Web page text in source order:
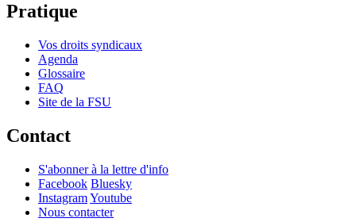
Pratique
Vos droits syndicaux
Agenda
Glossaire
FAQ
Site de la FSU
Contact
S'abonner à la lettre d'info
Facebook Bluesky
InstagramYoutube
Nous contacter